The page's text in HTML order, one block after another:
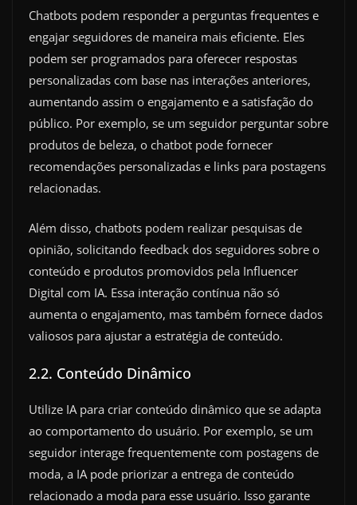
Chatbots podem responder a perguntas frequentes e
engajar seguidores de maneira mais eficiente. Eles
podem ser programados para oferecer respostas
personalizadas com base nas interações anteriores,
aumentando assim o engajamento e a satisfação do
público. Por exemplo, se um seguidor perguntar sobre
produtos de beleza, o chatbot pode fornecer
recomendações personalizadas e links para postagens
relacionadas.
Além disso, chatbots podem realizar pesquisas de
opinião, solicitando feedback dos seguidores sobre o
conteúdo e produtos promovidos pela Influencer
Digital com IA. Essa interação contínua não só
aumenta o engajamento, mas também fornece dados
valiosos para ajustar a estratégia de conteúdo.
2.2. Conteúdo Dinâmico
Utilize IA para criar conteúdo dinâmico que se adapta
ao comportamento do usuário. Por exemplo, se um
seguidor interage frequentemente com postagens de
moda, a IA pode priorizar a entrega de conteúdo
relacionado a moda para esse usuário. Isso garante